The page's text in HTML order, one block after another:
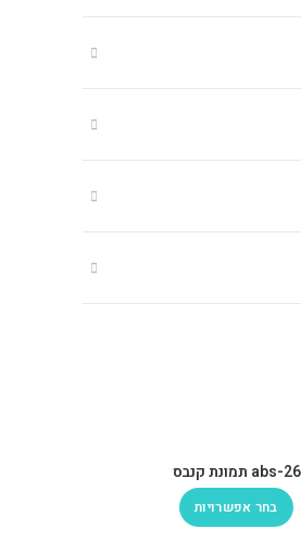
abs-26 תמונת קנבס
בחר אפשרויות